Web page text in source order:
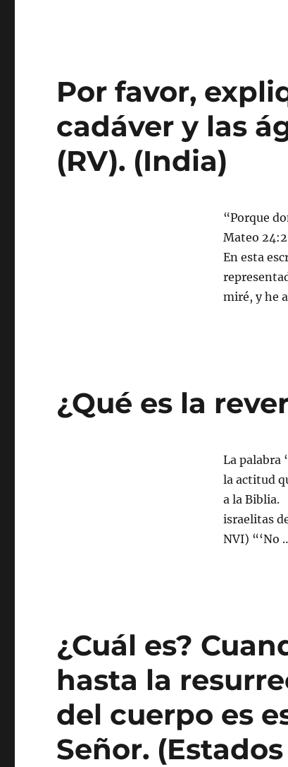
Por favor,
cadáver y las
(RV). (India)
“Porque
Mateo
En esta
miré, y he
¿Qué es la
La palabra
la actitud
a la Biblia.
israelitas
NVI) “‘No
¿Cuál es?
hasta la
del cuerpo es
Señor.